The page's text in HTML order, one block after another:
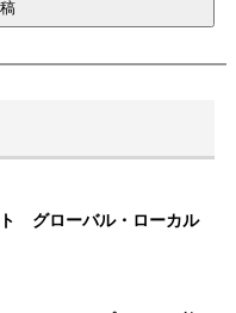
グローバル・ローカル